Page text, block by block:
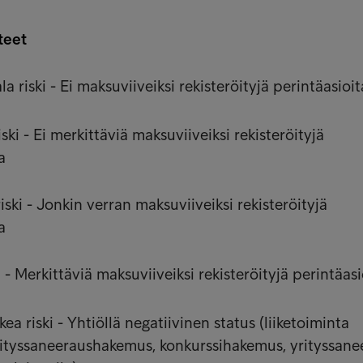
riski - Ei maksuviiveiksi rekisteröityjä
- Ei merkittäviä maksuviiveiksi rekisteröityjä
- Jonkin verran maksuviiveiksi rekisteröityjä
- Merkittäviä maksuviiveiksi rekisteröityjä
riski - Yhtiöllä negatiivinen status (liiketoiminta
konkurssihakemus,